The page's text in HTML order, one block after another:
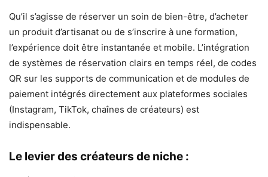
Qu’il s’agisse de réserver un soin de bien-être, d’acheter
un produit d’artisanat ou de s’inscrire à une formation,
l’expérience doit être instantanée et mobile. L’intégration
de systèmes de réservation clairs en temps réel, de codes
QR sur les supports de communication et de modules de
paiement intégrés directement aux plateformes sociales
(Instagram, TikTok, chaînes de créateurs) est
indispensable.
Le levier des créateurs de niche :